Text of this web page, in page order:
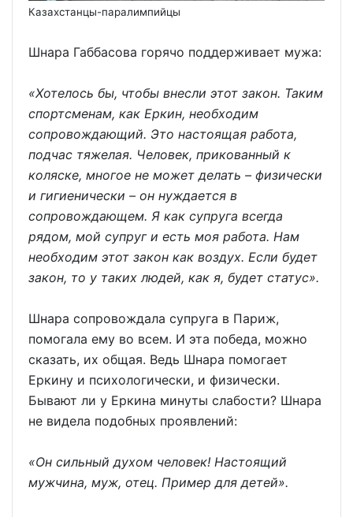
Казахстанцы-паралимпийцы
Шнара Габбасова горячо поддерживает мужа:
«Хотелось бы, чтобы внесли этот закон. Таким
спортсменам, как Еркин, необходим
сопровождающий. Это настоящая работа,
подчас тяжелая. Человек, прикованный к
коляске, многое не может делать – физически
и гигиенически – он нуждается в
сопровождающем. Я как супруга всегда
рядом, мой супруг и есть моя работа. Нам
необходим этот закон как воздух. Если будет
закон, то у таких людей, как я, будет статус».
Шнара сопровождала супруга в Париж,
помогала ему во всем. И эта победа, можно
сказать, их общая. Ведь Шнара помогает
Еркину и психологически, и физически.
Бывают ли у Еркина минуты слабости? Шнара
не видела подобных проявлений:
«Он сильный духом человек! Настоящий
мужчина, муж, отец. Пример для детей».